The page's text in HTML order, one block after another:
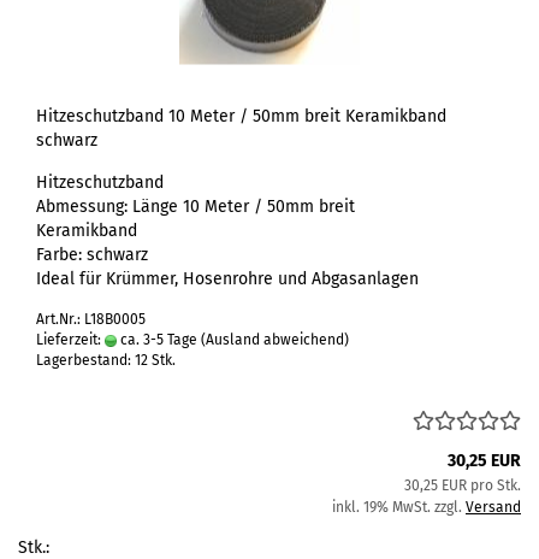
Hitzeschutzband 10 Meter / 50mm breit Keramikband
schwarz
Hitzeschutzband
Abmessung: Länge 10 Meter / 50mm breit
Keramikband
Farbe: schwarz
Ideal für Krümmer, Hosenrohre und Abgasanlagen
Art.Nr.: L18B0005
Lieferzeit:
ca. 3-5 Tage (Ausland abweichend)
Lagerbestand: 12 Stk.
30,25 EUR
30,25 EUR pro Stk.
inkl. 19% MwSt. zzgl. Versand
Stk.: